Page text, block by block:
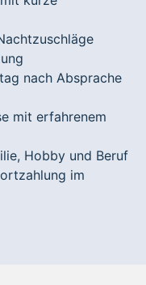
nach Absprache
mit erfahrenem
Hobby und Beruf
im